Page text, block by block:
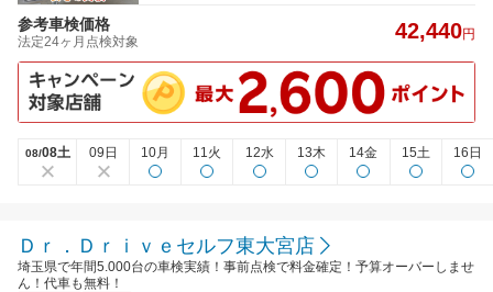
参考車検価格
法定24ヶ月点検対象 42,440円
08/08土 09日 10月 11火 12水 13木 14金 15土 16日
Ｄｒ．Ｄｒｉｖｅセルフ東大宮店
埼玉県で年間5.000台の車検実績！事前点検で料金確定！予算オーバーしませ
ん！代車も無料！